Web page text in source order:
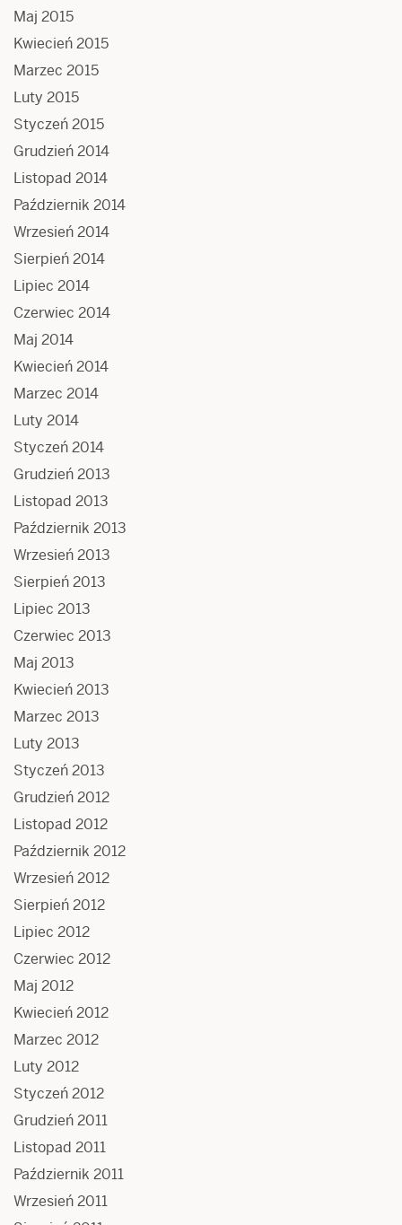
Maj 2015
Kwiecień 2015
Marzec 2015
Luty 2015
Styczeń 2015
Grudzień 2014
Listopad 2014
Październik 2014
Wrzesień 2014
Sierpień 2014
Lipiec 2014
Czerwiec 2014
Maj 2014
Kwiecień 2014
Marzec 2014
Luty 2014
Styczeń 2014
Grudzień 2013
Listopad 2013
Październik 2013
Wrzesień 2013
Sierpień 2013
Lipiec 2013
Czerwiec 2013
Maj 2013
Kwiecień 2013
Marzec 2013
Luty 2013
Styczeń 2013
Grudzień 2012
Listopad 2012
Październik 2012
Wrzesień 2012
Sierpień 2012
Lipiec 2012
Czerwiec 2012
Maj 2012
Kwiecień 2012
Marzec 2012
Luty 2012
Styczeń 2012
Grudzień 2011
Listopad 2011
Październik 2011
Wrzesień 2011